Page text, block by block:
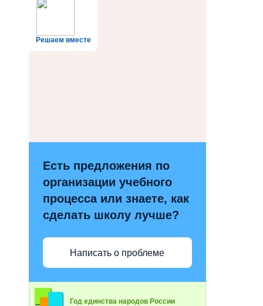
Решаем вместе
Есть предложения по
организации учебного
процесса или знаете, как
сделать школу лучше?
Написать о проблеме
Год единства народов России